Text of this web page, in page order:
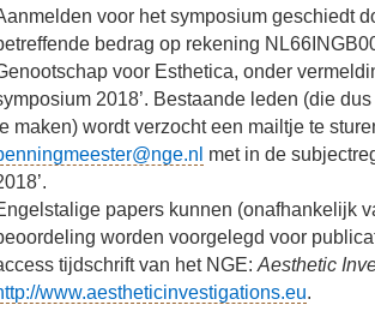
voor het symposium geschiedt
bedrag op rekening
voor Esthetica, onder
2018’. Bestaande leden (die
maken) wordt verzocht een mailtje te
met in de
papers kunnen (onafhankelijk
worden voorgelegd voor
tijdschrift van het NGE: Aesthetic
www.aestheticinvestigations.eu.